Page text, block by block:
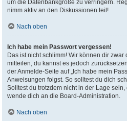
um die Datenbankgröße zu verringern.
nimm aktiv an den Diskussionen teil!
Nach oben
Ich habe mein Passwort vergessen!
Das ist nicht schlimm! Wir können dir
mitteilen, du kannst es jedoch
der Anmelde-Seite auf „Ich habe mein
Anweisungen folgst. So solltest du dich
Solltest du trotzdem nicht in der Lage
wende dich an die Board-Administration.
Nach oben